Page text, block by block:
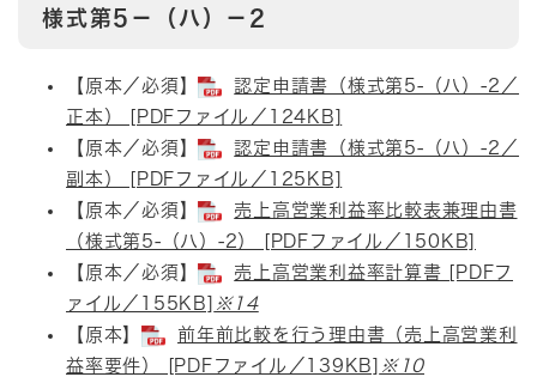
様式第5－（ハ）－2
​​【原本／必須】
認定申請書（様式第5-（ハ）-2／
正本） [PDFファイル／124KB]
【原本／必須】
認定申請書（様式第5-（ハ）-2／
副本） [PDFファイル／125KB]
【原本／必須】
売上高営業利益率比較表兼理由書
（様式第5-（ハ）-2） [PDFファイル／150KB]
【原本／必須】
売上高営業利益率計算書 [PDFフ
ァイル／155KB]
※14
【原本】
前年前比較を行う理由書（売上高営業利
益率要件） [PDFファイル／139KB]
※10